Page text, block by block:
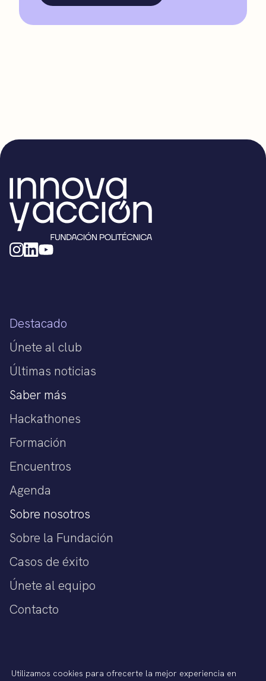
Destacado
Únete al club
Últimas noticias
Saber más
Hackathones
Formación
Encuentros
Agenda
Sobre nosotros
Sobre la Fundación
Casos de éxito
Únete al equipo
Contacto
Política de privacidad
Utilizamos cookies para ofrecerte la mejor experiencia en